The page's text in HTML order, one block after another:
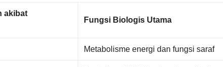
akibat
Fungsi Biologis Utama
Metabolisme energi dan fungsi saraf